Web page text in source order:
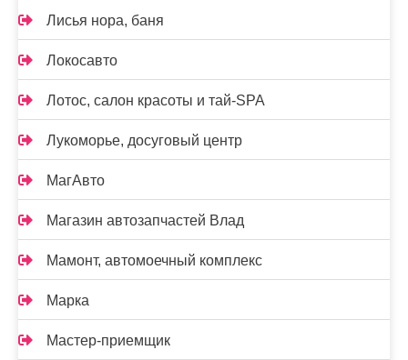
Лисья нора, баня
Локосавто
Лотос, салон красоты и тай-SPA
Лукоморье, досуговый центр
МагАвто
Магазин автозапчастей Влад
Мамонт, автомоечный комплекс
Марка
Мастер-приемщик